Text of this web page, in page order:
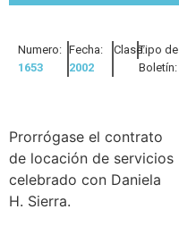
Numero:
1653
Fecha:
2002
Clase:Tipo de
Boletín:
Prorrógase el contrato
de locación de servicios
celebrado con Daniela
H. Sierra.